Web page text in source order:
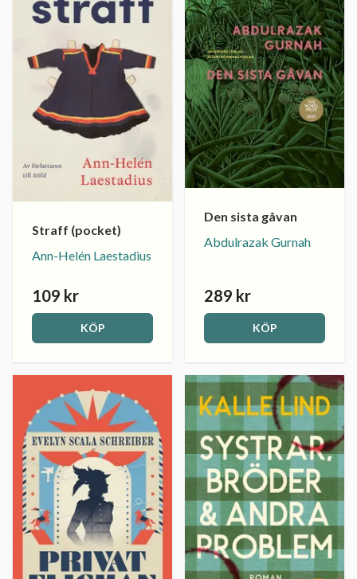
Straff (pocket)
Ann-Helén Laestadius
109 kr
KÖP
Den sista gåvan
Abdulrazak Gurnah
289 kr
KÖP